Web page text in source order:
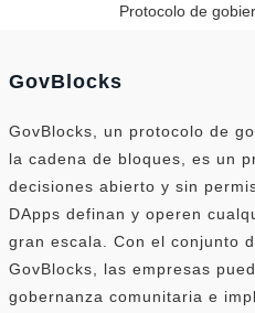
Protocolo de
GovBlocks
GovBlocks, un protocolo de
la cadena de bloques, es un
decisiones abierto y sin
DApps definan y operen
gran escala. Con el conjunto
GovBlocks, las empresas
gobernanza comunitaria e